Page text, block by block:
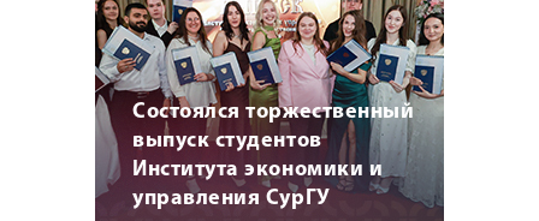
Состоялся торжественный
выпуск студентов
Института экономики и
управления СурГУ